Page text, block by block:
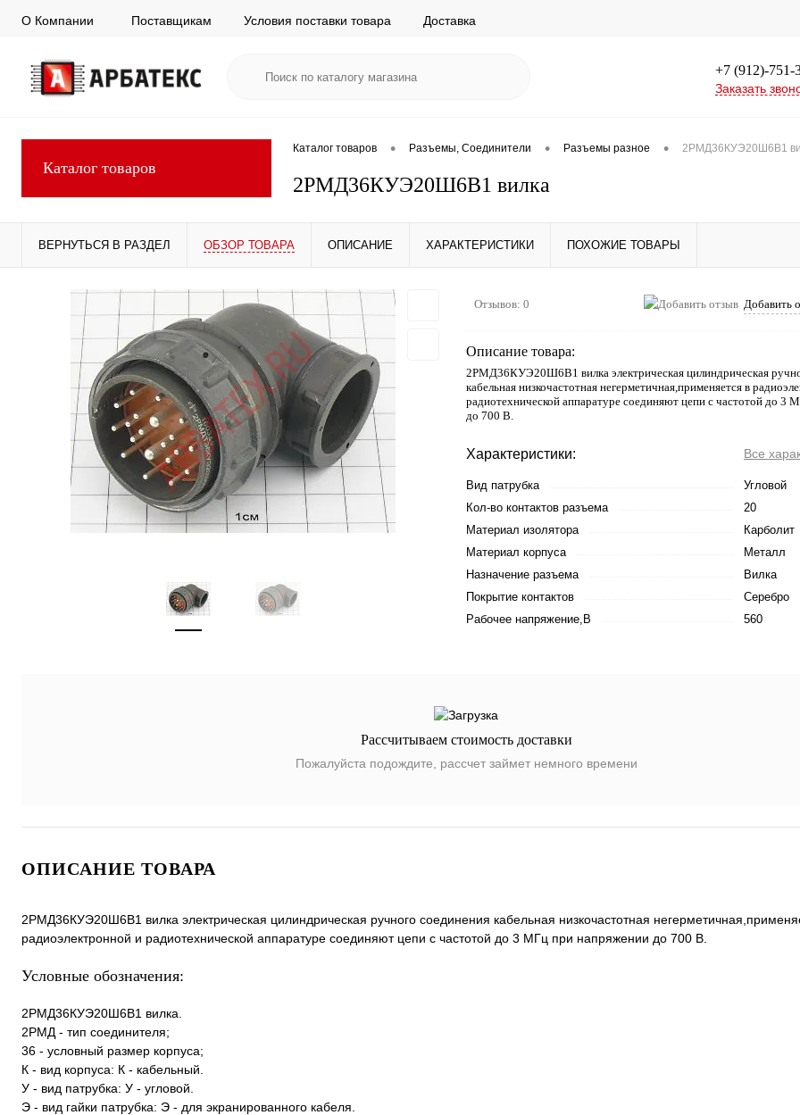
О Компании Поставщикам Условия поставки товара Доставка
+7 (912)-751-
Заказать
Каталог товаров
Каталог товаров • Разъемы, Соединители • Разъемы разное • 2РМД36КУЭ20Ш6В1
2РМД36КУЭ20Ш6В1 вилка
ВЕРНУТЬСЯ В РАЗДЕЛ ОБЗОР ТОВАРА ОПИСАНИЕ ХАРАКТЕРИСТИКИ ПОХОЖИЕ ТОВАРЫ
Отзывов: 0 Добавить
Описание товара:
2РМД36КУЭ20Ш6В1 вилка электрическая цилиндрическая
кабельная низкочастотная негерметичная,применяется в
радиотехнической аппаратуре соединяют цепи с частотой до 3
до 700 В.
Характеристики: Все
Вид патрубка
Угловой
Кол-во контактов разъема
20
Материал изолятора
Карболит
Материал корпуса
Металл
Назначение разъема
Вилка
Покрытие контактов
Серебро
Рабочее напряжение,В
560
Рассчитываем стоимость доставки
Пожалуйста подождите, рассчет займет немного времени
ОПИСАНИЕ ТОВАРА
2РМД36КУЭ20Ш6В1 вилка электрическая цилиндрическая ручного соединения кабельная низкочастотная
радиоэлектронной и радиотехнической аппаратуре соединяют цепи с частотой до 3 МГц при напряжении до 700 В.
Условные обозначения:
2РМД36КУЭ20Ш6В1 вилка.
2РМД - тип соединителя;
36 - условный размер корпуса;
К - вид корпуса: К - кабельный.
У - вид патрубка: У - угловой.
Э - вид гайки патрубка: Э - для экранированного кабеля.